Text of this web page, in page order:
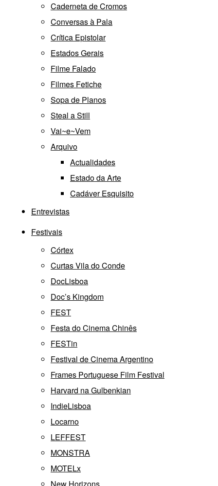
Caderneta de Cromos
Conversas à Pala
Crítica Epistolar
Estados Gerais
Filme Falado
Filmes Fetiche
Sopa de Planos
Steal a Still
Vai~e~Vem
Arquivo
Actualidades
Estado da Arte
Cadáver Esquisito
Entrevistas
Festivais
Córtex
Curtas Vila do Conde
DocLisboa
Doc’s Kingdom
FEST
Festa do Cinema Chinês
FESTin
Festival de Cinema Argentino
Frames Portuguese Film Festival
Harvard na Gulbenkian
IndieLisboa
Locarno
LEFFEST
MONSTRA
MOTELx